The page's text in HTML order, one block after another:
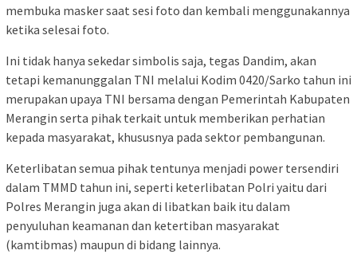
membuka masker saat sesi foto dan kembali menggunakannya
ketika selesai foto.
Ini tidak hanya sekedar simbolis saja, tegas Dandim, akan
tetapi kemanunggalan TNI melalui Kodim 0420/Sarko tahun ini
merupakan upaya TNI bersama dengan Pemerintah Kabupaten
Merangin serta pihak terkait untuk memberikan perhatian
kepada masyarakat, khususnya pada sektor pembangunan.
Keterlibatan semua pihak tentunya menjadi power tersendiri
dalam TMMD tahun ini, seperti keterlibatan Polri yaitu dari
Polres Merangin juga akan di libatkan baik itu dalam
penyuluhan keamanan dan ketertiban masyarakat
(kamtibmas) maupun di bidang lainnya.